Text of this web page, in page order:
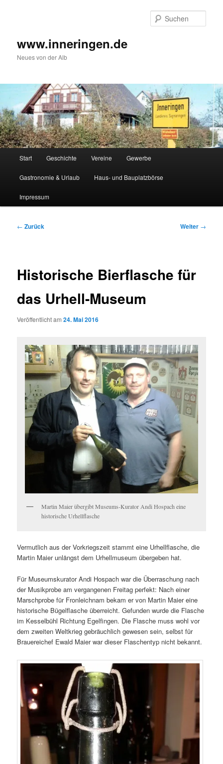
www.inneringen.de
Neues von der Alb
Start Geschichte Vereine Gewerbe
Gastronomie & Urlaub Haus- und Bauplatzbörse
Impressum
Beitragsnavigation
← Zurück Weiter →
Historische Bierflasche für
das Urhell-Museum
Veröffentlicht am24. Mai 2016
Martin Maier übergibt Museums-Kurator Andi Hospach eine
historische Urhellflasche
Vermutlich aus der Vorkriegszeit stammt eine Urhellflasche, die
Martin Maier unlängst dem Urhellmuseum übergeben hat.
Für Museumskurator Andi Hospach war die Überraschung nach
der Musikprobe am vergangenen Freitag perfekt: Nach einer
Marschprobe für Fronleichnam bekam er von Martin Maier eine
historische Bügelflasche überreicht. Gefunden wurde die Flasche
im Kesselbühl Richtung Egelfingen. Die Flasche muss wohl vor
dem zweiten Weltkrieg gebräuchlich gewesen sein, selbst für
Brauereichef Ewald Maier war dieser Flaschentyp nicht bekannt.